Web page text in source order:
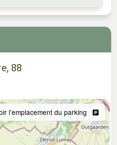
88
l'emplacement du parking